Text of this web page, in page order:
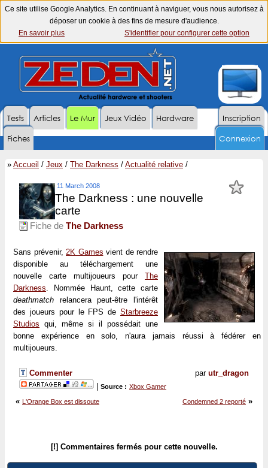
Ce site utilise Google Analytics. En continuant à naviguer, vous nous autorisez à
déposer un cookie à des fins de mesure d'audience.
En savoir plus
S'identifier pour configurer cette option
Inscription
Tests Articles Le Mur Jeux Vidéo
Hardware
Fiches
Connexion
» Accueil / Jeux / The Darkness / Actualité relative /
11 March 2008
The Darkness : une nouvelle
carte
Fiche de The Darkness
Sans prévenir, 2K Games vient de rendre
disponible au téléchargement une
nouvelle carte multijoueurs pour The
Darkness. Nommée Haunt, cette carte
deathmatch relancera peut-être l'intérêt
des joueurs pour le FPS de Starbreeze
Studios qui, même si il possédait une
bonne expérience en solo, n'aura jamais réussi à fédérer en
multijoueurs.
par utr_dragon
Commenter
Source : Xbox Gamer
Condemned 2 reporté »
« L'Orange Box est dissoute
[!] Commentaires fermés pour cette nouvelle.